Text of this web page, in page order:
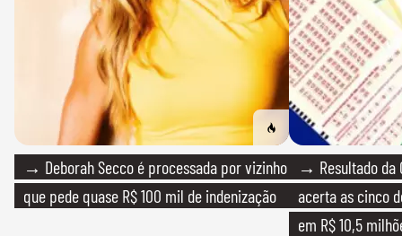
→ Deborah Secco é processada por vizinho
que pede quase R$ 100 mil de indenização
→ Resultado da
acerta as cinco
em R$ 10,5